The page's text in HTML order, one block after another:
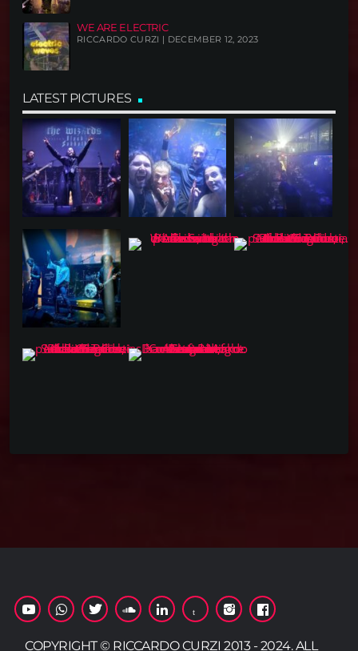
WE ARE ELECTRIC
RICCARDO CURZI | DECEMBER 12, 2023
LATEST PICTURES
COPYRIGHT © RICCARDO CURZI 2013 - 2024. ALL